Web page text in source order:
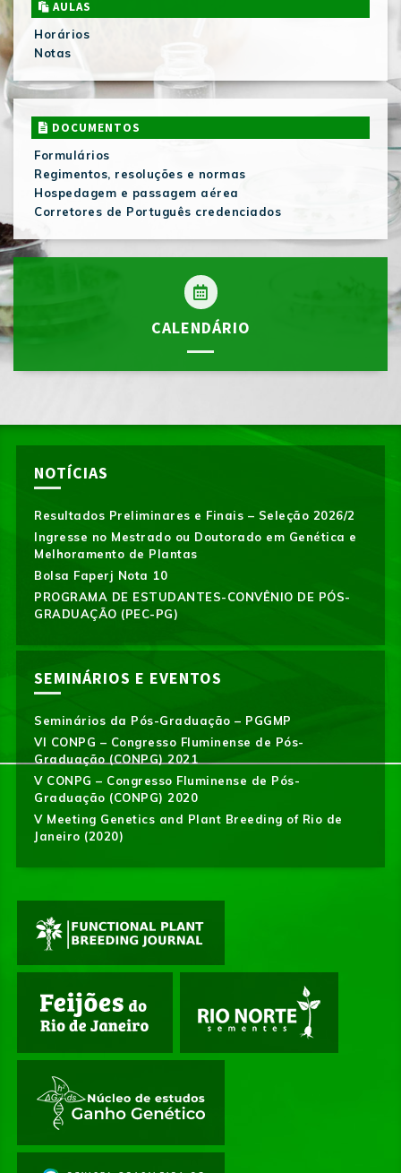
AULAS
Horários
Notas
DOCUMENTOS
Formulários
Regimentos, resoluções e normas
Hospedagem e passagem aérea
Corretores de Português credenciados
CALENDÁRIO
NOTÍCIAS
Resultados Preliminares e Finais – Seleção 2026/2
Ingresse no Mestrado ou Doutorado em Genética e
Melhoramento de Plantas
Bolsa Faperj Nota 10
PROGRAMA DE ESTUDANTES-CONVÊNIO DE PÓS-
GRADUAÇÃO (PEC-PG)
SEMINÁRIOS E EVENTOS
Seminários da Pós-Graduação – PGGMP
VI CONPG – Congresso Fluminense de Pós-
Graduação (CONPG) 2021
V CONPG – Congresso Fluminense de Pós-
Graduação (CONPG) 2020
V Meeting Genetics and Plant Breeding of Rio de
Janeiro (2020)